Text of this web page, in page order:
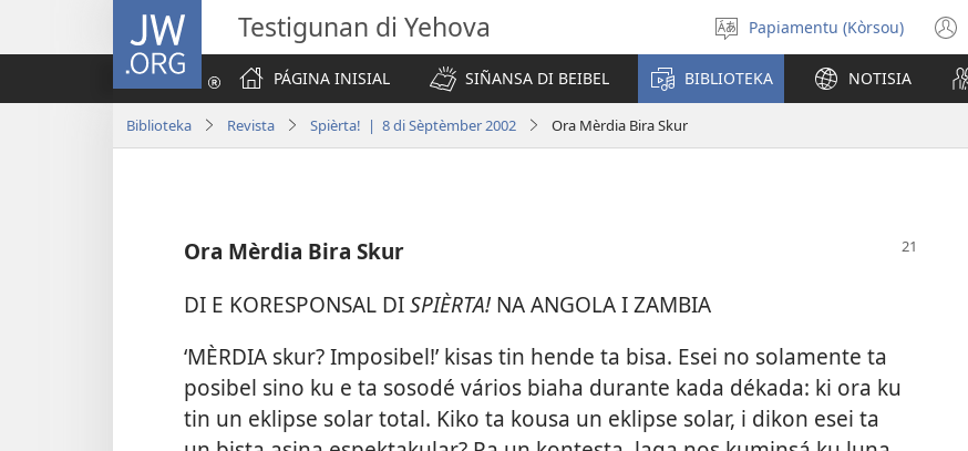
JW.ORG Testigunan di Yehova
Skohe
Idioma
Papiamentu (Kòrsou)
PÁGINA INISIAL
SIÑANSA DI BEIBEL BIBLIOTEKA NOTISIA
Biblioteka Revista Spièrta! | 8 di Sèptèmber 2002 Ora Mèrdia Bira Skur
Ora Mèrdia Bira Skur
DI E KORESPONSAL DISPIÈRTA! NA ANGOLA I ZAMBIA
‘MÈRDIA skur? Imposibel!’ kisas tin hende ta bisa. Esei no solamente ta
posibel sino ku e ta sosodé vários biaha durante kada dékada: ki ora ku
tin un eklipse solar total. Kiko ta kousa un eklipse solar, i dikon esei ta